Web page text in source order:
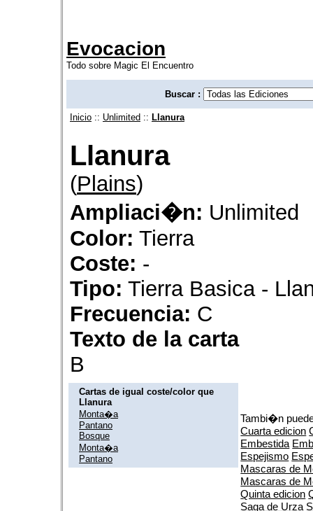
Evocacion
Todo sobre Magic El Encuentro
Buscar :
Inicio :: Unlimited :: Llanura
Llanura
(Plains)
Ampliaci�n: Unlimited
Color: Tierra
Coste: -
Tipo: Tierra Basica -
Frecuencia: C
Texto de la carta
B
Cartas de igual coste/color que
Llanura
Monta�a
Pantano
Bosque
Monta�a
Pantano
Tambi�n
Cuarta edicion
Embestida
Espejismo
Mascaras de
Mascaras de
Quinta edicion
Saga de Urza